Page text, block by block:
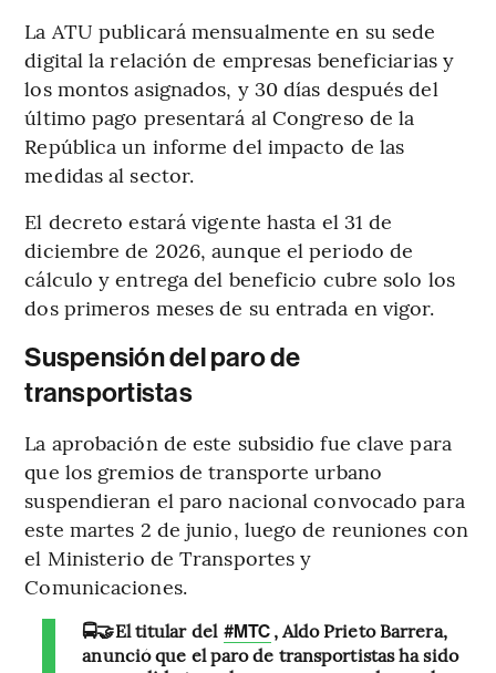
La ATU publicará mensualmente en su sede
digital la relación de empresas beneficiarias y
los montos asignados, y 30 días después del
último pago presentará al Congreso de la
República un informe del impacto de las
medidas al sector.
El decreto estará vigente hasta el 31 de
diciembre de 2026, aunque el periodo de
cálculo y entrega del beneficio cubre solo los
dos primeros meses de su entrada en vigor.
Suspensión del paro de
transportistas
La aprobación de este subsidio fue clave para
que los gremios de transporte urbano
suspendieran el paro nacional convocado para
este martes 2 de junio, luego de reuniones con
el Ministerio de Transportes y
Comunicaciones.
🚍🤝El titular del #MTC , Aldo Prieto Barrera,
anunció que el paro de transportistas ha sido